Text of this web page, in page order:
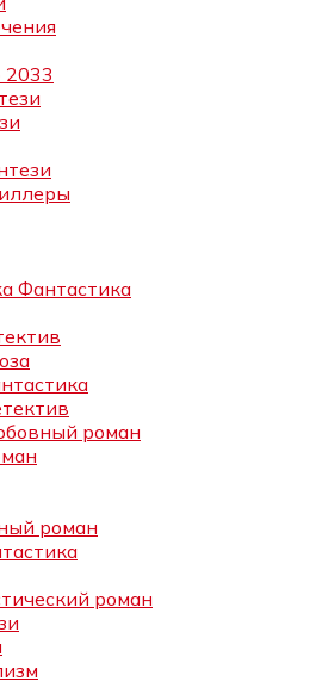
2033
Фантастика
роман
роман
роман